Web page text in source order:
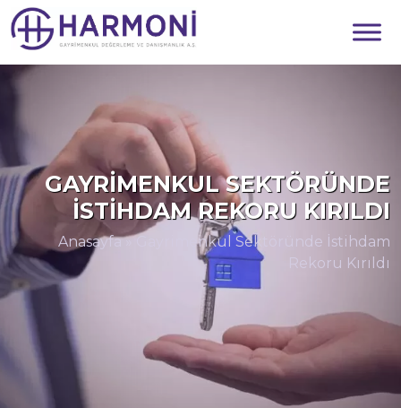
GAYRIMENKUL SEKTÖRÜNDE
İSTIHDAM REKORU KIRILDI
Anasayfa» Gayrimenkul Sektöründe İstihdam
Rekoru Kırıldı